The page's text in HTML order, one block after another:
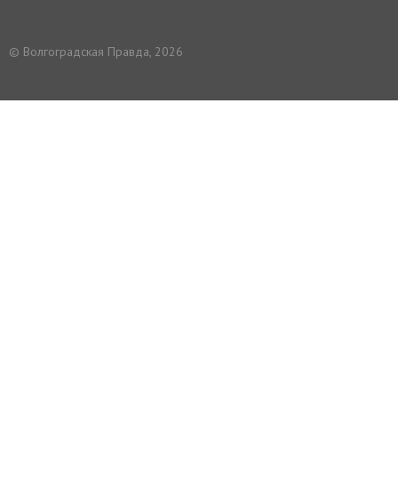
© Волгоградская Правда, 2026